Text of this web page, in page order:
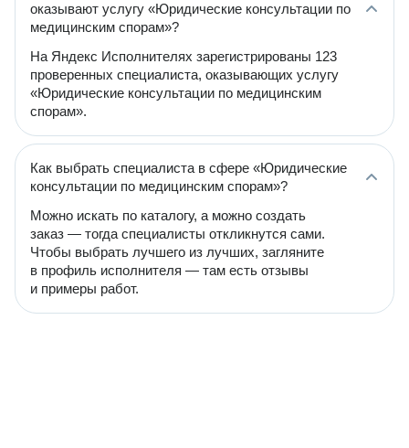
оказывают услугу «Юридические консультации по
медицинским спорам»?
На Яндекс Исполнителях зарегистрированы 123
проверенных специалиста, оказывающих услугу
«Юридические консультации по медицинским
спорам».
Как выбрать специалиста в сфере «Юридические
консультации по медицинским спорам»?
Можно искать по каталогу, а можно создать
заказ — тогда специалисты откликнутся сами.
Чтобы выбрать лучшего из лучших, загляните
в профиль исполнителя — там есть отзывы
и примеры работ.